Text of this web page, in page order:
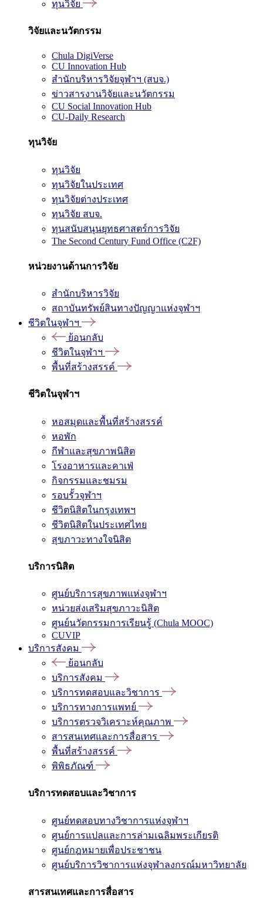
ทุนวิจัย
วิจัยและนวัตกรรม
Chula DigiVerse
CU Innovation Hub
สำนักบริหารวิจัยจุฬาฯ (สบจ.)
ข่าวสารงานวิจัยและนวัตกรรม
CU Social Innovation Hub
CU-Daily Research
ทุนวิจัย
ทุนวิจัย
ทุนวิจัยในประเทศ
ทุนวิจัยต่างประเทศ
ทุนวิจัย สบจ.
ทุนสนับสนุนยุทธศาสตร์การวิจัย
The Second Century Fund Office (C2F)
หน่วยงานด้านการวิจัย
สำนักบริหารวิจัย
สถาบันทรัพย์สินทางปัญญาแห่งจุฬาฯ
ชีวิตในจุฬาฯ
ย้อนกลับ
ชีวิตในจุฬาฯ
พื้นที่สร้างสรรค์
ชีวิตในจุฬาฯ
หอสมุดและพื้นที่สร้างสรรค์
หอพัก
กีฬาและสุขภาพนิสิต
โรงอาหารและคาเฟ่
กิจกรรมและชมรม
รอบรั้วจุฬาฯ
ชีวิตนิสิตในกรุงเทพฯ
ชีวิตนิสิตในประเทศไทย
สุขภาวะทางใจนิสิต
บริการนิสิต
ศูนย์บริการสุขภาพแห่งจุฬาฯ
หน่วยส่งเสริมสุขภาวะนิสิต
ศูนย์นวัตกรรมการเรียนรู้ (Chula MOOC)
CUVIP
บริการสังคม
ย้อนกลับ
บริการสังคม
บริการทดสอบและวิชาการ
บริการทางการแพทย์
บริการตรวจวิเคราะห์คุณภาพ
สารสนเทศและการสื่อสาร
พื้นที่สร้างสรรค์
พิพิธภัณฑ์
บริการทดสอบและวิชาการ
ศูนย์ทดสอบทางวิชาการแห่งจุฬาฯ
ศูนย์การแปลและการล่ามเฉลิมพระเกียรติ
ศูนย์กฎหมายเพื่อประชาชน
ศูนย์บริการวิชาการแห่งจุฬาลงกรณ์มหาวิทยาลัย
สารสนเทศและการสื่อสาร